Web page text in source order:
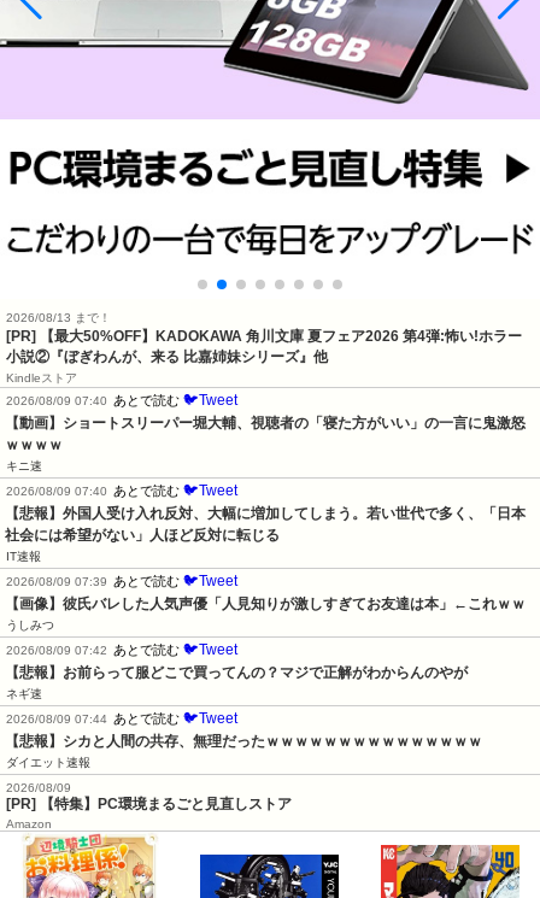
2026/08/13 まで！
[PR] 【最大50%OFF】KADOKAWA 角川文庫 夏フェア2026 第4弾:怖い!ホラー
小説②『ぼぎわんが、来る 比嘉姉妹シリーズ』他
Kindleストア
2026/08/09 07:40
あとで読む 🐦Tweet
【動画】ショートスリーパー堀大輔、視聴者の「寝た方がいい」の一言に鬼激怒
ｗｗｗｗ
キニ速
2026/08/09 07:40
あとで読む 🐦Tweet
【悲報】外国人受け入れ反対、大幅に増加してしまう。若い世代で多く、「日本
社会には希望がない」人ほど反対に転じる
IT速報
2026/08/09 07:39
あとで読む 🐦Tweet
【画像】彼氏バレした人気声優「人見知りが激しすぎてお友達は本」←これｗｗ
うしみつ
2026/08/09 07:42
あとで読む 🐦Tweet
【悲報】お前らって服どこで買ってんの？マジで正解がわからんのやが
ネギ速
2026/08/09 07:44 あとで読む 🐦Tweet
【悲報】シカと人間の共存、無理だったｗｗｗｗｗｗｗｗｗｗｗｗｗｗｗ
ダイエット速報
2026/08/09
[PR] 【特集】PC環境まるごと見直しストア
Amazon